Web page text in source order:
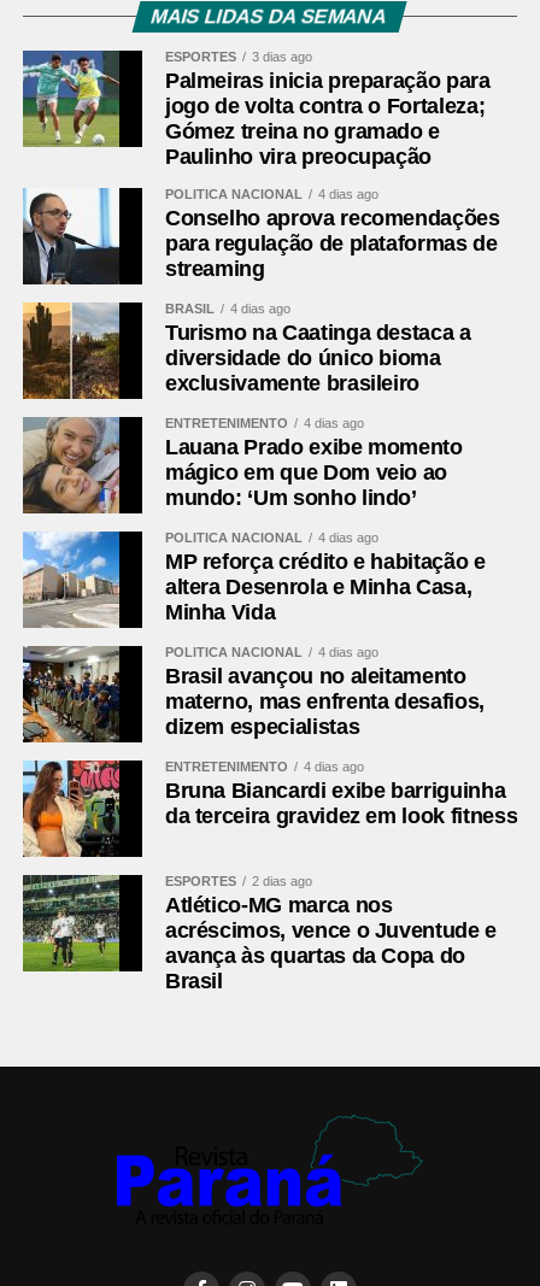
MAIS LIDAS DA SEMANA
ESPORTES 3 dias ago
Palmeiras inicia preparação para
jogo de volta contra o Fortaleza;
Gómez treina no gramado e
Paulinho vira preocupação
POLÍTICA NACIONAL 4 dias ago
Conselho aprova recomendações
para regulação de plataformas de
streaming
BRASIL 4 dias ago
Turismo na Caatinga destaca a
diversidade do único bioma
exclusivamente brasileiro
ENTRETENIMENTO 4 dias ago
Lauana Prado exibe momento
mágico em que Dom veio ao
mundo: ‘Um sonho lindo’
POLÍTICA NACIONAL 4 dias ago
MP reforça crédito e habitação e
altera Desenrola e Minha Casa,
Minha Vida
POLÍTICA NACIONAL 4 dias ago
Brasil avançou no aleitamento
materno, mas enfrenta desafios,
dizem especialistas
ENTRETENIMENTO 4 dias ago
Bruna Biancardi exibe barriguinha
da terceira gravidez em look fitness
ESPORTES 2 dias ago
Atlético-MG marca nos
acréscimos, vence o Juventude e
avança às quartas da Copa do
Brasil